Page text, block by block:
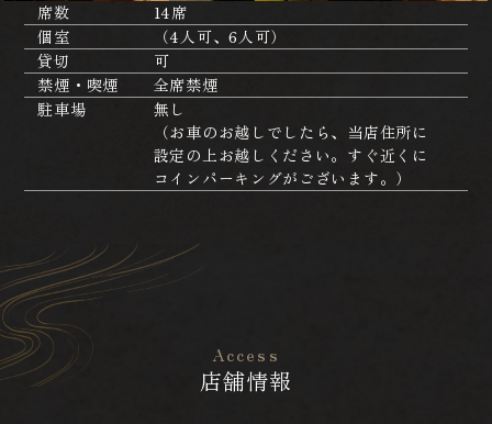
席数
14席
個室
（4人可、6人可）
貸切
可
禁煙・喫煙
全席禁煙
駐車場
無し
（お車のお越しでしたら、当店住所に
設定の上お越しください。すぐ近くに
コインパーキングがございます。）
Access
店舗情報